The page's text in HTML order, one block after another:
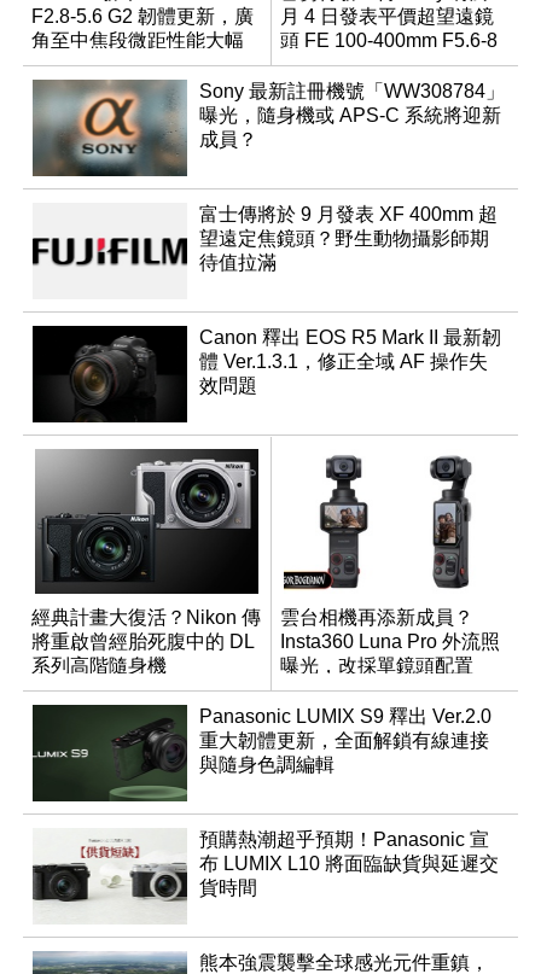
F2.8-5.6 G2 韌體更新，廣
角至中焦段微距性能大幅
升級
月 4 日發表平價超望遠鏡
頭 FE 100-400mm F5.6-8
Sony 最新註冊機號「WW308784」
曝光，隨身機或 APS-C 系統將迎新
成員？
富士傳將於 9 月發表 XF 400mm 超
望遠定焦鏡頭？野生動物攝影師期
待值拉滿
Canon 釋出 EOS R5 Mark II 最新韌
體 Ver.1.3.1，修正全域 AF 操作失
效問題
經典計畫大復活？Nikon 傳
將重啟曾經胎死腹中的 DL
系列高階隨身機
雲台相機再添新成員？
Insta360 Luna Pro 外流照
曝光，改採單鏡頭配置
Panasonic LUMIX S9 釋出 Ver.2.0
重大韌體更新，全面解鎖有線連接
與隨身色調編輯
預購熱潮超乎預期！Panasonic 宣
布 LUMIX L10 將面臨缺貨與延遲交
貨時間
熊本強震襲擊全球感光元件重鎮，